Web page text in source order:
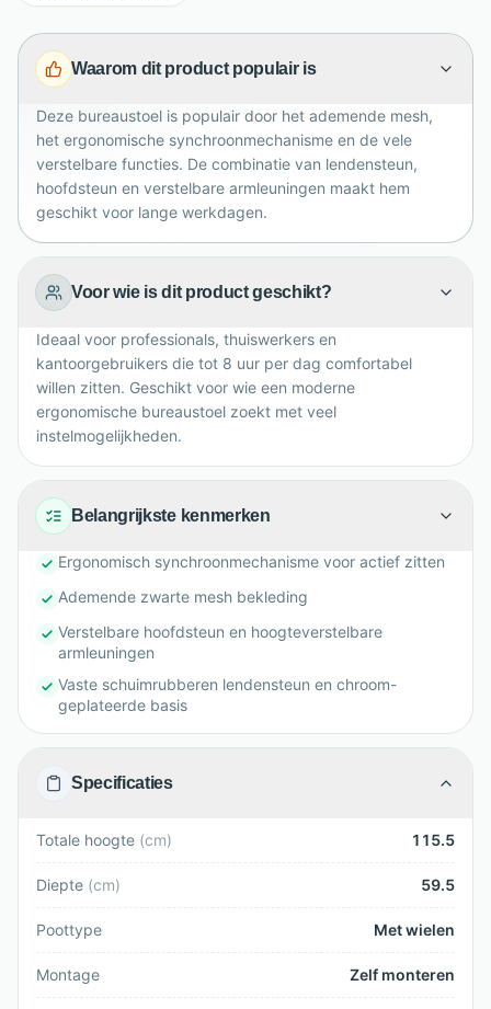
lichaam. De vaste schuimrubberen lendensteun geeft
extra ondersteuning in de onderrug. De chroom-
stabiliteit, mobiliteit en een moderne uitstraling.
Waarom dit product populair is
Deze bureaustoel is populair door het ademende mesh,
het ergonomische synchroonmechanisme en de vele
verstelbare functies. De combinatie van lendensteun,
hoofdsteun en verstelbare armleuningen maakt hem
geschikt voor lange werkdagen.
Voor wie is dit product geschikt?
Ideaal voor professionals, thuiswerkers en
kantoorgebruikers die tot 8 uur per dag comfortabel
willen zitten. Geschikt voor wie een moderne
ergonomische bureaustoel zoekt met veel
instelmogelijkheden.
Belangrijkste kenmerken
Ergonomisch synchroonmechanisme voor actief zitten
Ademende zwarte mesh bekleding
Verstelbare hoofdsteun en hoogteverstelbare
armleuningen
Vaste schuimrubberen lendensteun en chroom-
geplateerde basis
Specificaties
Totale hoogte (cm) 115.5
Diepte (cm) 59.5
Poottype Met wielen
Montage Zelf monteren